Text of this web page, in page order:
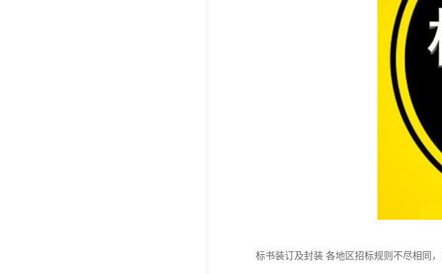
标书装订及封装 各地区招标规则不尽相同